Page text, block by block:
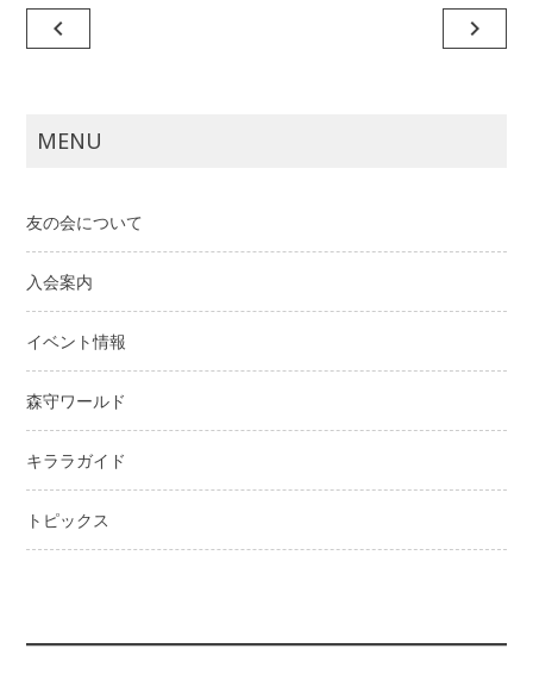
投
稿
ビ
シ
ョ
ン
navigate_before navigate_next
MENU
友の会について
入会案内
イベント情報
森守ワールド
キララガイド
トピックス